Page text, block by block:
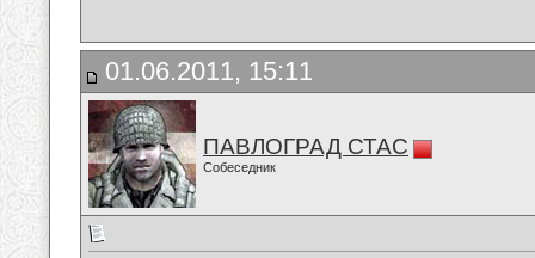
01.06.2011, 15:11
ПАВЛОГРАД СТАС
Собеседник